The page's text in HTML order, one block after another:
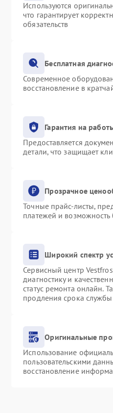
Используются
что гарантирует
обязательств
Бесплатная
Современное
восстановление в
Гарантия на
Предоставляется
детали, что защищает
Прозрачное
Точные прайс-листы,
платежей и возможность
Широкий спектр
Сервисный центр
диагностику и
статус ремонта онлайн.
продления срока службы
Оригинальные
Использование
пользовательскими
восстановление